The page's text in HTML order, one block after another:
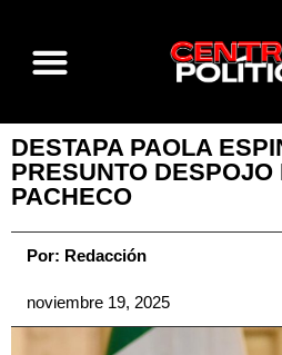
DESTAPA PAOLA
PRESUNTO DESPOJO
PACHECO
Por: Redacción
noviembre 19, 2025